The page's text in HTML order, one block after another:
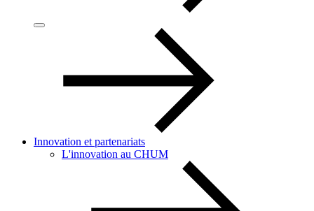
Innovation et partenariats
L'innovation au CHUM